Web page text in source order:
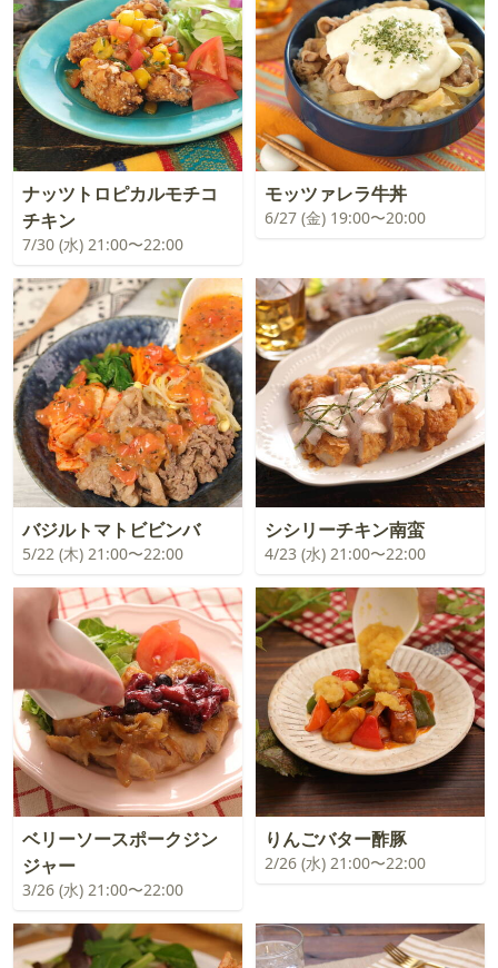
ナッツトロピカルモチコ
チキン
7/30 (水) 21:00〜22:00
モッツァレラ牛丼
6/27 (金) 19:00〜20:00
バジルトマトビビンバ
5/22 (木) 21:00〜22:00
シシリーチキン南蛮
4/23 (水) 21:00〜22:00
ベリーソースポークジン
ジャー
3/26 (水) 21:00〜22:00
りんごバター酢豚
2/26 (水) 21:00〜22:00